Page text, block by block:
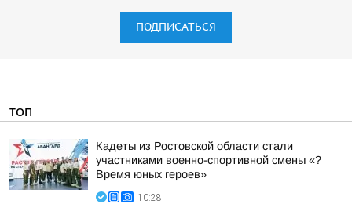
ПОДПИСАТЬСЯ
ТОП
Кадеты из Ростовской области стали
участниками военно-спортивной смены «?
Время юных героев»
10:28